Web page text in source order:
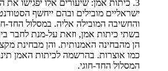
3. כיתות אמן: שיעורים אלו יפגישו
ישראליים מובילים ובהם ייחשף
והחשיבה המובילה אליה. במסלול
בשתי כיתות אמן, וזאת על-מנת לחבר
הן מהבחינה האמנותית. והן מבחינת
כמו אוצרות. בהרשמה לכיתות האמן
המסלול החד-חוגי.